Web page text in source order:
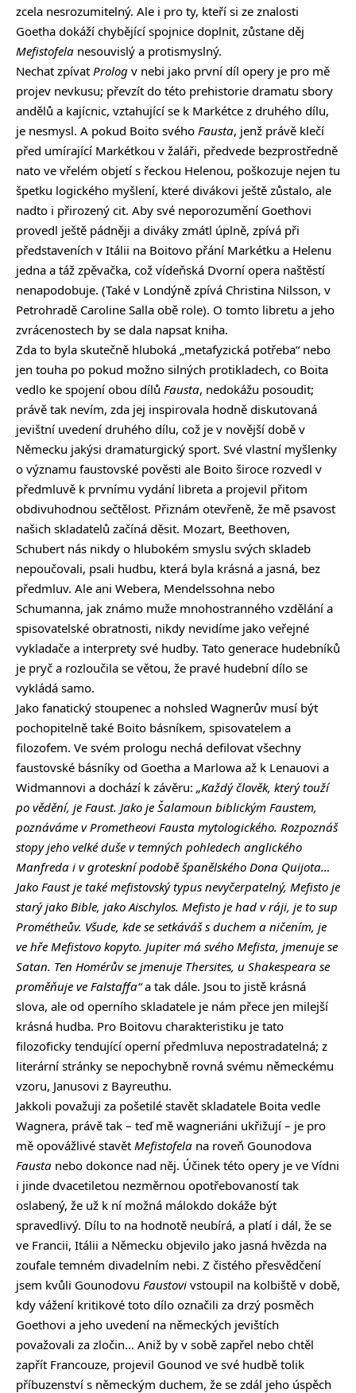
zcela nesrozumitelný. Ale i pro ty, kteří si ze znalosti
Goetha dokáží chybějící spojnice doplnit, zůstane děj
Mefistofela nesouvislý a protismyslný.
Nechat zpívat Prolog v nebi jako první díl opery je pro mě
projev nevkusu; převzít do této prehistorie dramatu sbory
andělů a kajícnic, vztahující se k Markétce z druhého dílu,
je nesmysl. A pokud Boito svého Fausta, jenž právě klečí
před umírající Markétkou v žaláři, předvede bezprostředně
nato ve vřelém objetí s řeckou Helenou, poškozuje nejen tu
špetku logického myšlení, které divákovi ještě zůstalo, ale
nadto i přirozený cit. Aby své neporozumění Goethovi
provedl ještě pádněji a diváky zmátl úplně, zpívá při
představeních v Itálii na Boitovo přání Markétku a Helenu
jedna a táž zpěvačka, což vídeňská Dvorní opera naštěstí
nenapodobuje. (Také v Londýně zpívá Christina Nilsson, v
Petrohradě Caroline Salla obě role). O tomto libretu a jeho
zvrácenostech by se dala napsat kniha.
Zda to byla skutečně hluboká „metafyzická potřeba“ nebo
jen touha po pokud možno silných protikladech, co Boita
vedlo ke spojení obou dílů Fausta, nedokážu posoudit;
právě tak nevím, zda jej inspirovala hodně diskutovaná
jevištní uvedení druhého dílu, což je v novější době v
Německu jakýsi dramaturgický sport. Své vlastní myšlenky
o významu faustovské pověsti ale Boito široce rozvedl v
předmluvě k prvnímu vydání libreta a projevil přitom
obdivuhodnou sečtělost. Přiznám otevřeně, že mě psavost
našich skladatelů začíná děsit. Mozart, Beethoven,
Schubert nás nikdy o hlubokém smyslu svých skladeb
nepoučovali, psali hudbu, která byla krásná a jasná, bez
předmluv. Ale ani Webera, Mendelssohna nebo
Schumanna, jak známo muže mnohostranného vzdělání a
spisovatelské obratnosti, nikdy nevidíme jako veřejné
vykladače a interprety své hudby. Tato generace hudebníků
je pryč a rozloučila se větou, že pravé hudební dílo se
vykládá samo.
Jako fanatický stoupenec a nohsled Wagnerův musí být
pochopitelně také Boito básníkem, spisovatelem a
filozofem. Ve svém prologu nechá defilovat všechny
faustovské básníky od Goetha a Marlowa až k Lenauovi a
Widmannovi a dochází k závěru: „Každý člověk, který touží
po vědění, je Faust. Jako je Šalamoun biblickým Faustem,
poznáváme v Prometheovi Fausta mytologického. Rozpoznáš
stopy jeho velké duše v temných pohledech anglického
Manfreda i v groteskní podobě španělského Dona Quijota…
Jako Faust je také mefistovský typus nevyčerpatelný, Mefisto je
starý jako Bible, jako Aischylos. Mefisto je had v ráji, je to sup
Prométheův. Všude, kde se setkáváš s duchem a ničením, je
ve hře Mefistovo kopyto. Jupiter má svého Mefista, jmenuje se
Satan. Ten Homérův se jmenuje Thersites, u Shakespeara se
proměňuje ve Falstaffa“a tak dále. Jsou to jistě krásná
slova, ale od operního skladatele je nám přece jen milejší
krásná hudba. Pro Boitovu charakteristiku je tato
filozoficky tendující operní předmluva nepostradatelná; z
literární stránky se nepochybně rovná svému německému
vzoru, Janusovi z Bayreuthu.
Jakkoli považuji za pošetilé stavět skladatele Boita vedle
Wagnera, právě tak – teď mě wagneriáni ukřižují – je pro
mě opovážlivé stavět Mefistofela na roveň Gounodova
Fausta nebo dokonce nad něj. Účinek této opery je ve Vídni
i jinde dvacetiletou nezměrnou opotřebovaností tak
oslabený, že už k ní možná málokdo dokáže být
spravedlivý. Dílu to na hodnotě neubírá, a platí i dál, že se
ve Francii, Itálii a Německu objevilo jako jasná hvězda na
zoufale temném divadelním nebi. Z čistého přesvědčení
jsem kvůli Gounodovu Faustovi vstoupil na kolbiště v době,
kdy vážení kritikové toto dílo označili za drzý posměch
Goethovi a jeho uvedení na německých jevištích
považovali za zločin… Aniž by v sobě zapřel nebo chtěl
zapřít Francouze, projevil Gounod ve své hudbě tolik
příbuzenství s německým duchem, že se zdál jeho úspěch